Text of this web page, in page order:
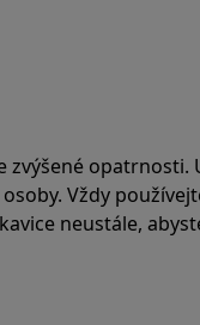
opatrnosti.
Vždy
neustále,